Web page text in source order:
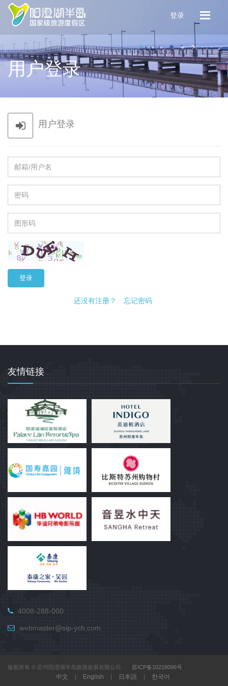
登录
用户登录
用户登录
登录
还没有注册？ 忘记密码
友情链接
4008-288-000
webmaster@sip-ych.com
版权所有 © 苏州阳澄湖半岛旅游发展有限公司. 苏ICP备10218096号
中文 English 日本語 한국어